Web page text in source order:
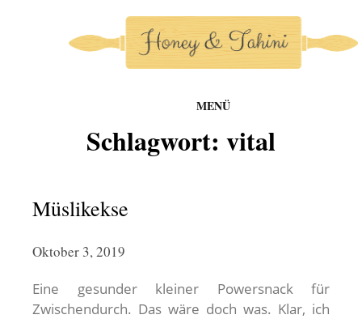
MENÜ
honey-and-tahini
Schlagwort: vital
Müslikekse
Oktober 3, 2019
Eine gesunder kleiner Powersnack für
Zwischendurch. Das wäre doch was. Klar, ich